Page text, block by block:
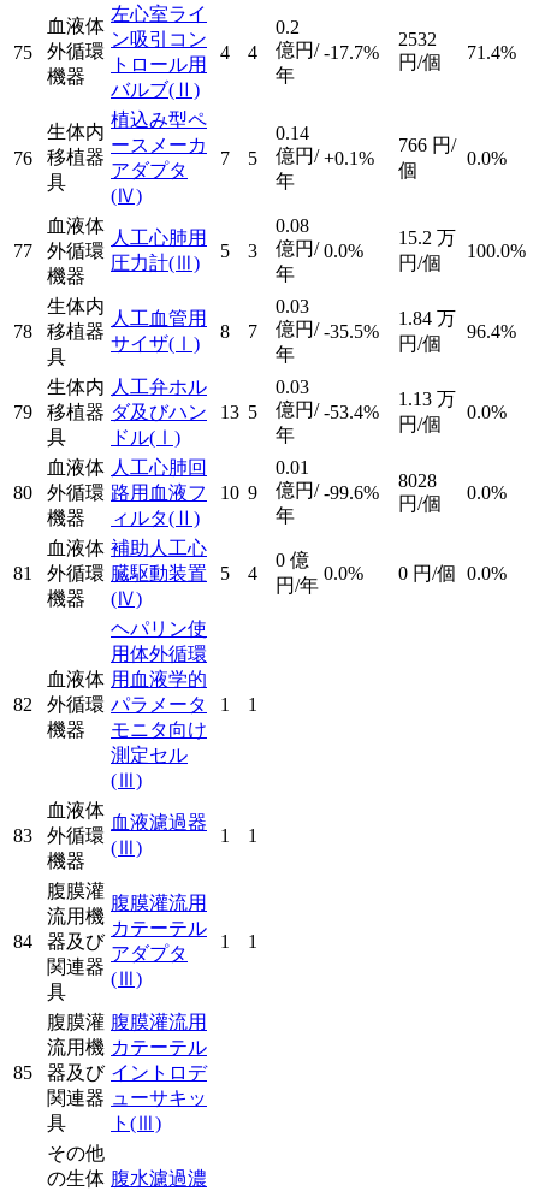
75
血液体
外循環
機器
左心室ライ
ン吸引コン
トロール用
バルブ(Ⅱ)
4 4
0.2
億円/
年
-17.7%
2532
円/個
71.4%
76
生体内
移植器
具
植込み型ペ
ースメーカ
アダプタ
(Ⅳ)
7 5
0.14
億円/
年
+0.1%
766 円/
個
0.0%
77
血液体
外循環
機器
人工心肺用
圧力計(Ⅲ)
5 3
0.08
億円/
年
0.0%
15.2 万
円/個
100.0%
78
生体内
移植器
具
人工血管用
サイザ(Ⅰ)
8 7
0.03
億円/
年
-35.5%
1.84 万
円/個
96.4%
79
生体内
移植器
具
人工弁ホル
ダ及びハン
ドル(Ⅰ)
13 5
0.03
億円/
年
-53.4%
1.13 万
円/個
0.0%
80
血液体
外循環
機器
人工心肺回
路用血液フ
ィルタ(Ⅱ)
10 9
0.01
億円/
年
-99.6%
8028
円/個
0.0%
81
血液体
外循環
機器
補助人工心
臓駆動装置
(Ⅳ)
5 4
0 億
円/年
0.0% 0 円/個 0.0%
82
血液体
外循環
機器
ヘパリン使
用体外循環
用血液学的
パラメータ
モニタ向け
測定セル
(Ⅲ)
1 1
83
血液体
外循環
機器
血液濾過器
(Ⅲ)
1 1
84
腹膜灌
流用機
器及び
関連器
具
腹膜灌流用
カテーテル
アダプタ
(Ⅲ)
1 1
85
腹膜灌
流用機
器及び
関連器
具
腹膜灌流用
カテーテル
イントロデ
ューサキッ
ト (Ⅲ)
その他
の生体 腹水濾過濃